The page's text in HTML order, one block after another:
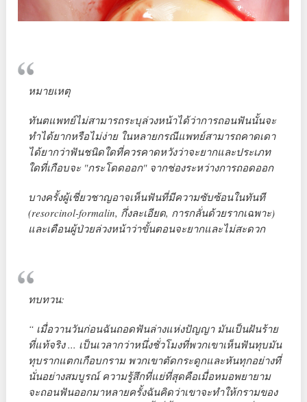
หมายเหตุ
ทันตแพทย์ไม่สามารถระบุล่วงหน้าได้ว่าการถอนฟันนั้นจะ
ทำได้ยากหรือไม่ง่าย ในหลายกรณีแพทย์สามารถคาดเดา
ได้ยากว่าฟันชนิดใดที่ควรคาดหวังว่าจะยากและประเภท
ใดที่เกือบจะ "กระโดดออก" จากช่องระหว่างการถอดออก
บางครั้งผู้เชี่ยวชาญอาจเห็นฟันที่มีความซับซ้อนในทันที
(resorcinol-formalin, กึ่งละเอียด, การกลั่นด้วยรากเฉพาะ)
และเตือนผู้ป่วยล่วงหน้าว่าขั้นตอนจะยากและไม่สะดวก
ทบทวน:
“ เมื่อวานวันก่อนฉันถอดฟันล่างแห่งปัญญา มันเป็นฝันร้าย
ที่แท้จริง ... เป็นเวลากว่าหนึ่งชั่วโมงที่พวกเขาเห็นฟันทุบมัน
ทุบรากแตกเกือบกราม พวกเขาตัดกระดูกและหันทุกอย่างที่
นั่นอย่างสมบูรณ์ ความรู้สึกที่แย่ที่สุดคือเมื่อหมอพยายาม
จะถอนฟันออกมาหลายครั้งฉันคิดว่าเขาจะทำให้กรามของ